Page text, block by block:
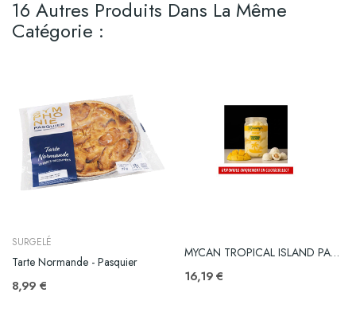
16 Autres Produits Dans La Même
Catégorie :
SURGELÉ
Tarte Normande - Pasquier
8,99 €
MYCAN TROPICAL ISLAND PAR 6
16,19 €